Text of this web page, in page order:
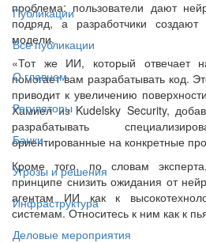
Публикации
Все публикации
О главном
Регуляторы
Банки
Угрозы и решения
Инфраструктура
Деловые мероприятия
проблема: пользователи дают
подряд, а разработчики
модели.
«Тот же ИИ, который отвечает
помогает вам разрабатывать код.
приводит к увеличению
Хамиел из Kudelsky Security,
разрабатывать
ориентированные на конкретные
Кроме того, по словам
принципе снизить ожидания от
агентам ИИ как к
системам. Относитесь к ним как к